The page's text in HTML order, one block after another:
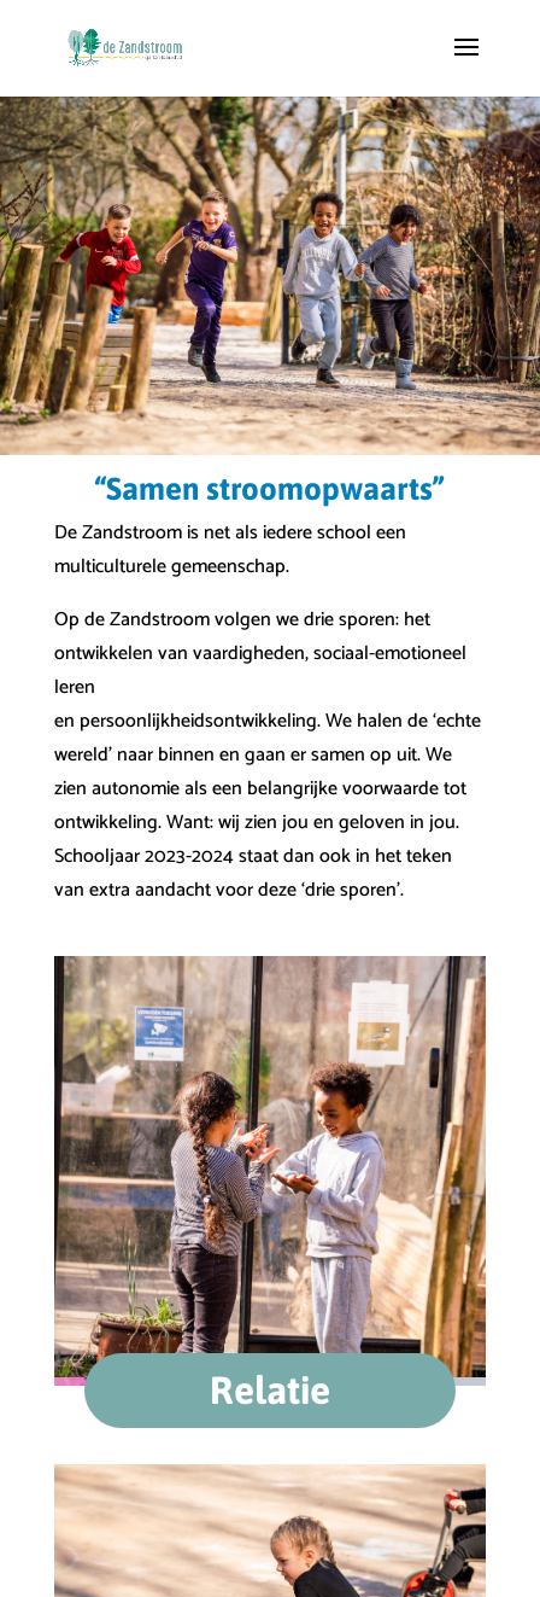
“Samen stroomopwaarts”
De Zandstroom is net als iedere school een
multiculturele gemeenschap.
Op de Zandstroom volgen we drie sporen: het
ontwikkelen van vaardigheden, sociaal-emotioneel
leren
en persoonlijkheidsontwikkeling. We halen de ‘echte
wereld’ naar binnen en gaan er samen op uit. We
zien autonomie als een belangrijke voorwaarde tot
ontwikkeling. Want: wij zien jou en geloven in jou.
Schooljaar 2023-2024 staat dan ook in het teken
van extra aandacht voor deze ‘drie sporen’.
Relatie